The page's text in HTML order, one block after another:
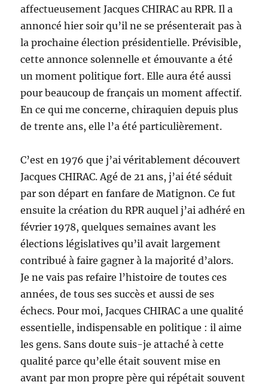
affectueusement Jacques CHIRAC au RPR. Il a
annoncé hier soir qu’il ne se présenterait pas à
la prochaine élection présidentielle. Prévisible,
cette annonce solennelle et émouvante a été
un moment politique fort. Elle aura été aussi
pour beaucoup de français un moment affectif.
En ce qui me concerne, chiraquien depuis plus
de trente ans, elle l’a été particulièrement.
C’est en 1976 que j’ai véritablement découvert
Jacques CHIRAC. Agé de 21 ans, j’ai été séduit
par son départ en fanfare de Matignon. Ce fut
ensuite la création du RPR auquel j’ai adhéré en
février 1978, quelques semaines avant les
élections législatives qu’il avait largement
contribué à faire gagner à la majorité d’alors.
Je ne vais pas refaire l’histoire de toutes ces
années, de tous ses succès et aussi de ses
échecs. Pour moi, Jacques CHIRAC a une qualité
essentielle, indispensable en politique : il aime
les gens. Sans doute suis-je attaché à cette
qualité parce qu’elle était souvent mise en
avant par mon propre père qui répétait souvent